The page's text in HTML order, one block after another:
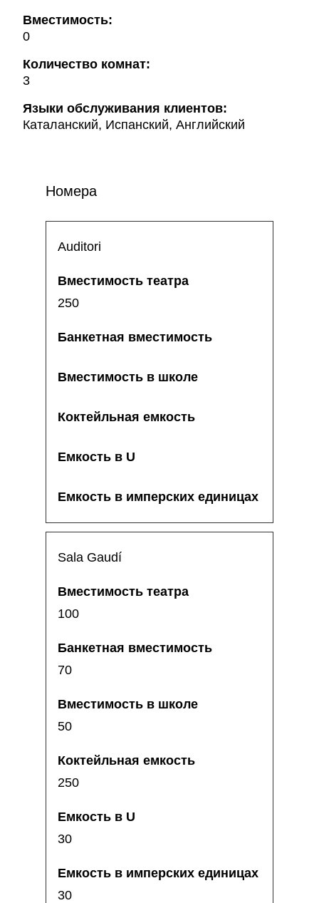
Bместимость:
0
Количество комнат:
3
Языки обслуживания клиентов:
Каталанский, Испанский, Английский
Номера
Auditori
250
Sala Gaudí
100
70
50
250
30
30